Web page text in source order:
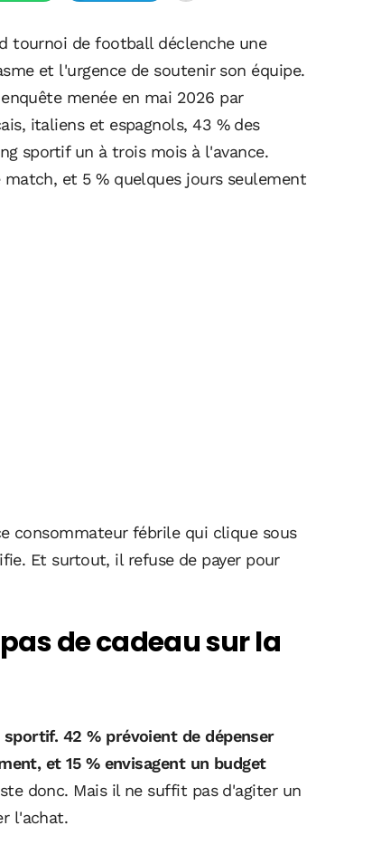
tournoi de football déclenche une
et l'urgence de soutenir son équipe.
menée en mai 2026 par
italiens et espagnols, 43 % des
sportif un à trois mois à l'avance.
et 5 % quelques jours seulement
consommateur fébrile qui clique sous
Et surtout, il refuse de payer pour
de cadeau sur la
42 % prévoient de dépenser
et 15 % envisagent un budget
donc. Mais il ne suffit pas d'agiter un
l'achat.